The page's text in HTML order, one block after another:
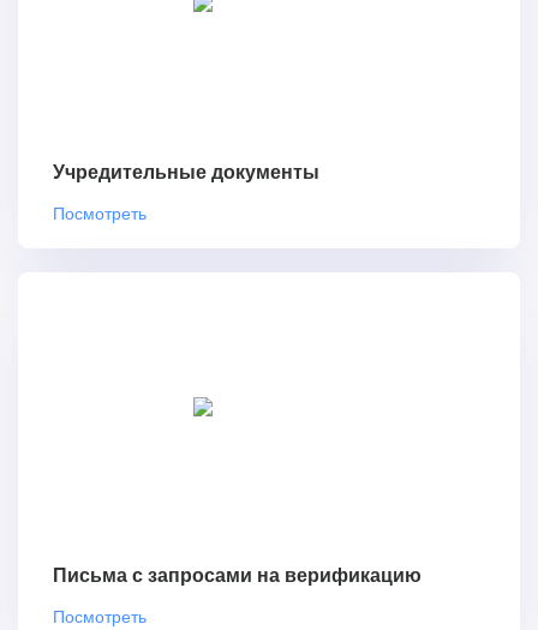
Учредительные документы
Посмотреть
Письма с запросами на верификацию
Посмотреть